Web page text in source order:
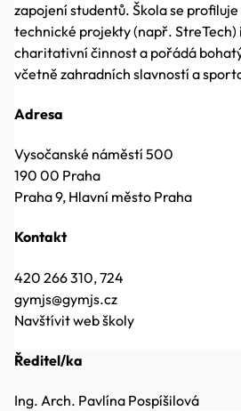
zapojení studentů. Škola se
technické projekty (např. StreTech)
charitativní činnost a pořádá
včetně zahradních slavností a
Adresa
Vysočanské náměstí 500
190 00 Praha
Praha 9, Hlavní město Praha
Kontakt
420 266 310, 724
gymjs@gymjs.cz
Navštívit web školy
Ředitel/ka
Ing. Arch. Pavlína Pospíšilová